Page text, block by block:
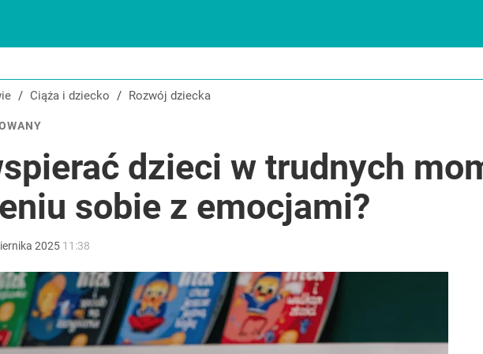
/ Ciąża i dziecko / Rozwój dziecka
dzieci w trudnych
sobie z emocjami?
2025 11:38